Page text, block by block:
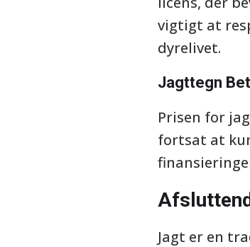
vigtigt at
dyrelivet.
Jagttegn
Prisen for
fortsat at
Jagt er en